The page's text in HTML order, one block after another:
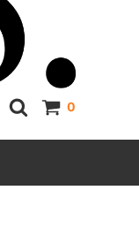
0